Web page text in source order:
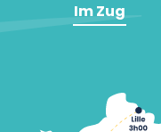
Im Zug